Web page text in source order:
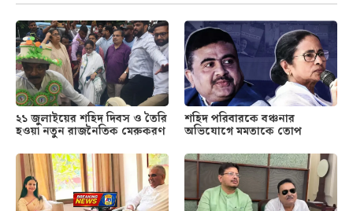
২১ জুলাইয়ের শহিদ দিবস ও তৈরি
হওয়া নতুন রাজনৈতিক মেরুকরণ
শহিদ পরিবারকে বঞ্চনার
অভিযোগে মমতাকে তোপ